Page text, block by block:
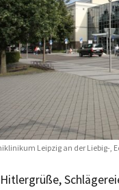
Leipzig an der Liebig-,
Hitlergrüße,